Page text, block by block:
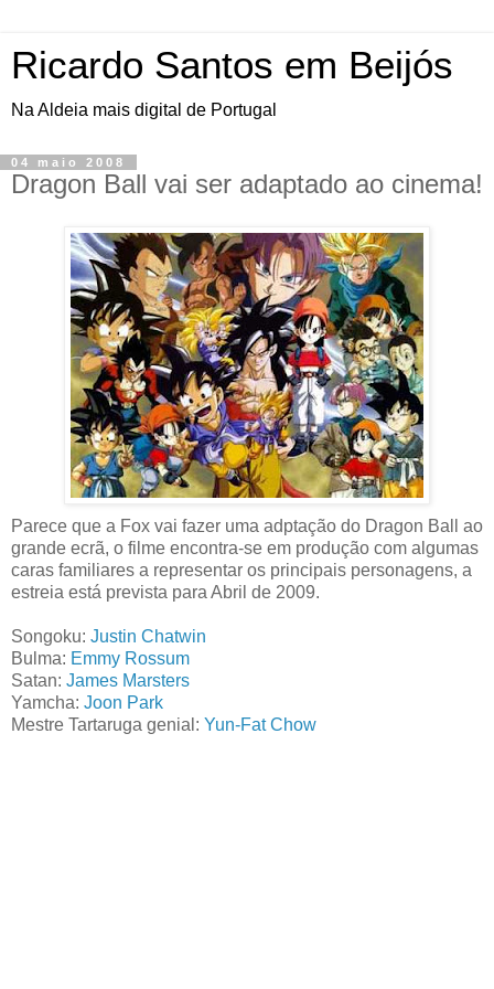
Ricardo Santos em Beijós
Na Aldeia mais digital de Portugal
04 maio 2008
Dragon Ball vai ser adaptado ao cinema!
Parece que a Fox vai fazer uma adptação do Dragon Ball ao
grande ecrã, o filme encontra-se em produção com algumas
caras familiares a representar os principais personagens, a
estreia está prevista para Abril de 2009.
Songoku: Justin Chatwin
Bulma: Emmy Rossum
Satan: James Marsters
Yamcha: Joon Park
Mestre Tartaruga genial: Yun-Fat Chow